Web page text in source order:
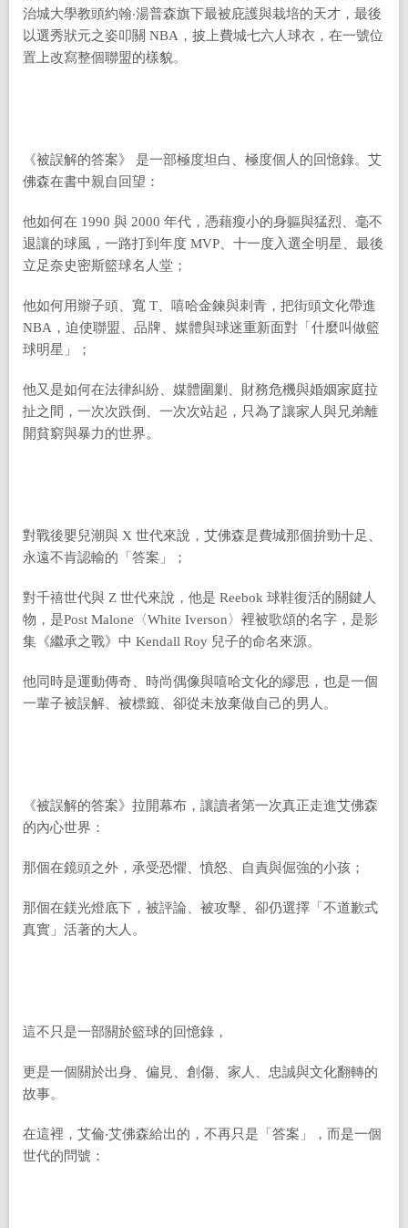
治城大學教頭約翰‧湯普森旗下最被庇護與栽培的天才，最後
以選秀狀元之姿叩關 NBA，披上費城七六人球衣，在一號位
置上改寫整個聯盟的樣貌。
《被誤解的答案》 是一部極度坦白、極度個人的回憶錄。艾
佛森在書中親自回望：
他如何在 1990 與 2000 年代，憑藉瘦小的身軀與猛烈、毫不
退讓的球風，一路打到年度 MVP、十一度入選全明星、最後
立足奈史密斯籃球名人堂；
他如何用辮子頭、寬 T、嘻哈金鍊與刺青，把街頭文化帶進
NBA，迫使聯盟、品牌、媒體與球迷重新面對「什麼叫做籃
球明星」；
他又是如何在法律糾紛、媒體圍剿、財務危機與婚姻家庭拉
扯之間，一次次跌倒、一次次站起，只為了讓家人與兄弟離
開貧窮與暴力的世界。
對戰後嬰兒潮與 X 世代來說，艾佛森是費城那個拚勁十足、
永遠不肯認輸的「答案」；
對千禧世代與 Z 世代來說，他是 Reebok 球鞋復活的關鍵人
物，是Post Malone〈White Iverson〉裡被歌頌的名字，是影
集《繼承之戰》中 Kendall Roy 兒子的命名來源。
他同時是運動傳奇、時尚偶像與嘻哈文化的繆思，也是一個
一輩子被誤解、被標籤、卻從未放棄做自己的男人。
《被誤解的答案》拉開幕布，讓讀者第一次真正走進艾佛森
的內心世界：
那個在鏡頭之外，承受恐懼、憤怒、自責與倔強的小孩；
那個在鎂光燈底下，被評論、被攻擊、卻仍選擇「不道歉式
真實」活著的大人。
這不只是一部關於籃球的回憶錄，
更是一個關於出身、偏見、創傷、家人、忠誠與文化翻轉的
故事。
在這裡，艾倫‧艾佛森給出的，不再只是「答案」，而是一個
世代的問號：